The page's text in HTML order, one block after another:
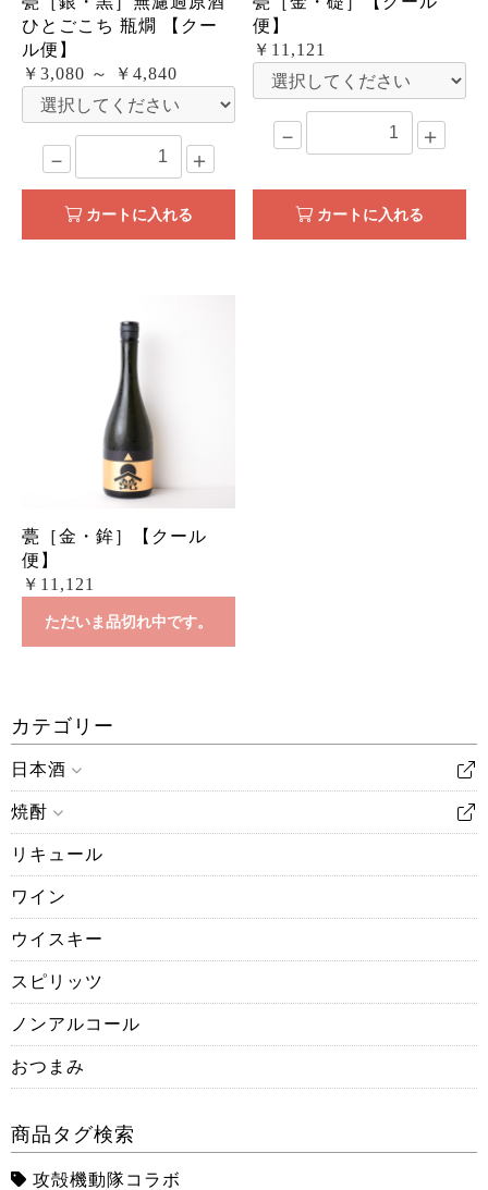
カテゴリー
日本酒
焼酎
リキュール
ワイン
ウイスキー
スピリッツ
ノンアルコール
おつまみ
商品タグ検索
攻殻機動隊コラボ
ひとごこち 瓶燗 【クー
ル便】
￥3,080 ～ ￥4,840
－ ＋
カートに入れる
便】
￥11,121
－ ＋
カートに入れる
甍［金・鉾］【クール
便】
￥11,121
ただいま品切れ中です。